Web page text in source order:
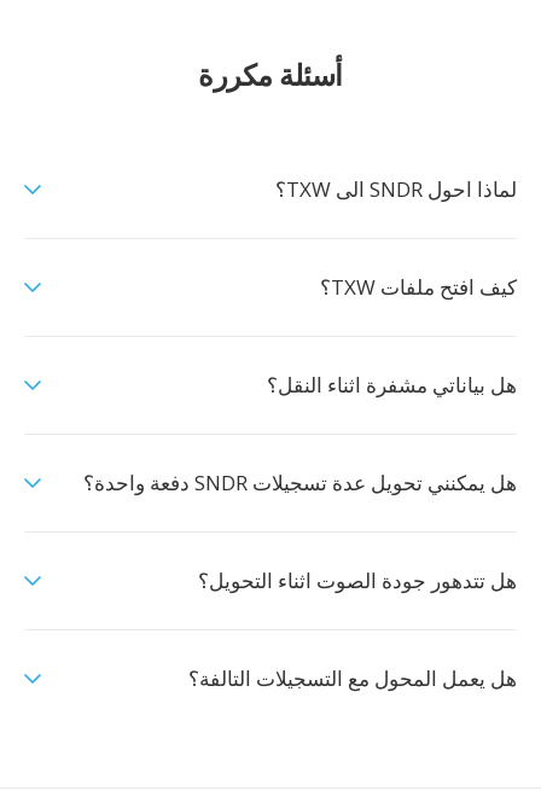
أسئلة مكررة
لماذا احول SNDR الى TXW؟
كيف افتح ملفات TXW؟
هل بياناتي مشفرة اثناء النقل؟
هل يمكنني تحويل عدة تسجيلات SNDR دفعة واحدة؟
هل تتدهور جودة الصوت اثناء التحويل؟
هل يعمل المحول مع التسجيلات التالفة؟